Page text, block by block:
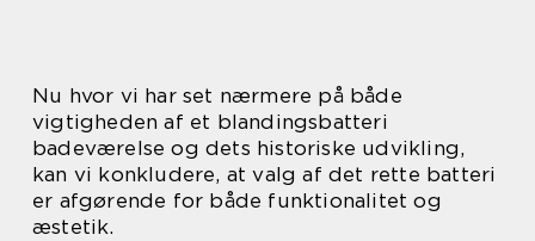
Nu hvor vi har set nærmere på både
vigtigheden af et blandingsbatteri
badeværelse og dets historiske udvikling,
kan vi konkludere, at valg af det rette batteri
er afgørende for både funktionalitet og
æstetik.